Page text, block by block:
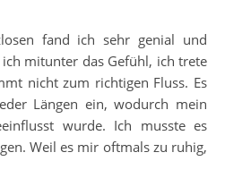
fand ich sehr genial und
mitunter das Gefühl, ich trete
nicht zum richtigen Fluss. Es
Längen ein, wodurch mein
wurde. Ich musste es
Weil es mir oftmals zu ruhig,